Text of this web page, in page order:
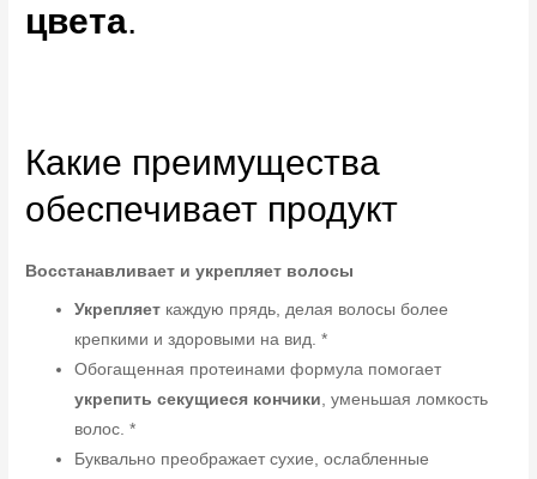
цвета.
Какие преимущества
обеспечивает продукт
Восстанавливает и укрепляет волосы
Укрепляет каждую прядь, делая волосы более
крепкими и здоровыми на вид. *
Обогащенная протеинами формула помогает
укрепить секущиеся кончики, уменьшая ломкость
волос. *
Буквально преображает сухие, ослабленные